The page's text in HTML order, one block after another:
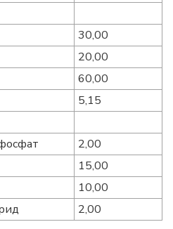
30,00
20,00
60,00
5,15
2,00
15,00
10,00
2,00